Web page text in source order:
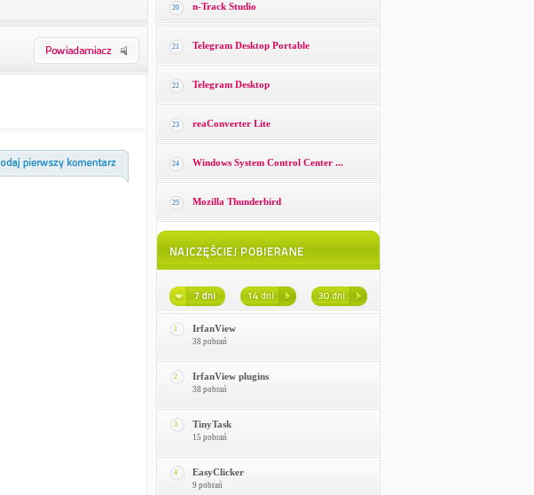
20 n-Track Studio
21 Telegram Desktop Portable
22 Telegram Desktop
23 reaConverter Lite
24 Windows System Control Center ...
25 Mozilla Thunderbird
1 IrfanView
38 pobrań
2 IrfanView plugins
38 pobrań
3 TinyTask
15 pobrań
4 EasyClicker
9 pobrań